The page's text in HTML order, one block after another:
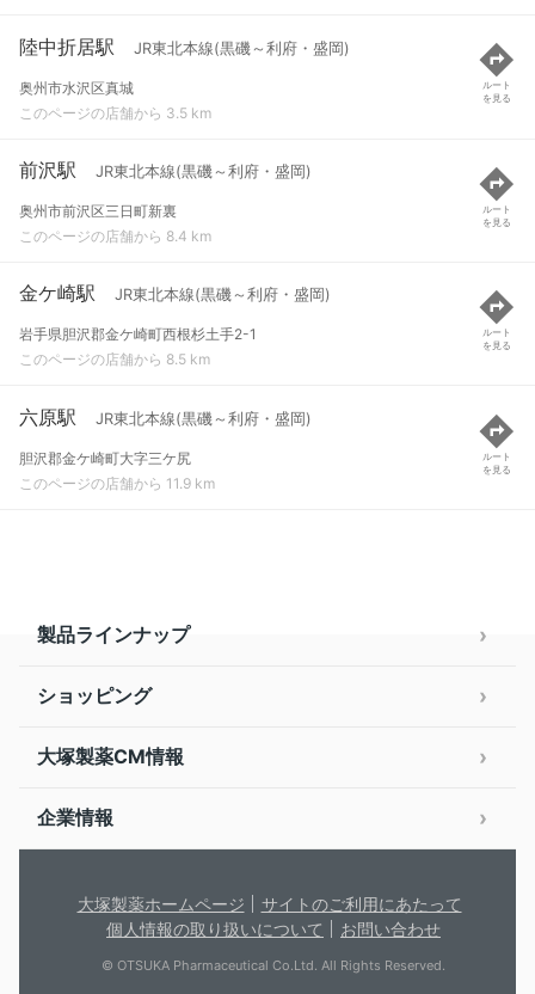
陸中折居駅 JR東北本線(黒磯～利府・盛岡)
奥州市水沢区真城
このページの店舗から 3.5 km
ルート
を見る
前沢駅 JR東北本線(黒磯～利府・盛岡)
奥州市前沢区三日町新裏
このページの店舗から 8.4 km
ルート
を見る
金ケ崎駅 JR東北本線(黒磯～利府・盛岡)
岩手県胆沢郡金ケ崎町西根杉土手2-1
このページの店舗から 8.5 km
ルート
を見る
六原駅 JR東北本線(黒磯～利府・盛岡)
胆沢郡金ケ崎町大字三ケ尻
このページの店舗から 11.9 km
ルート
を見る
製品ラインナップ
ショッピング
大塚製薬CM情報
企業情報
大塚製薬ホームページ
サイトのご利用にあたって
個人情報の取り扱いについて
お問い合わせ
© OTSUKA Pharmaceutical Co.Ltd. All Rights Reserved.